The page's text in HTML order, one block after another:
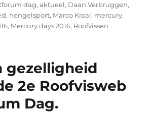
dag,aktueel, Daan Verbruggen,
, hengelsport, Marco Kraal, mercury,
, Mercury days 2016, Roofvissen
gezelligheid
2e Roofvisweb
Dag.